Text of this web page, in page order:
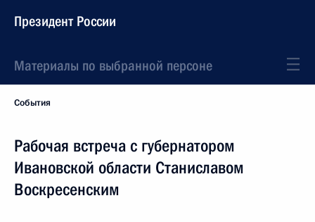
Президент России
Материалы по выбранной персоне
События
Рабочая встреча с губернатором
Ивановской области Станиславом
Воскресенским